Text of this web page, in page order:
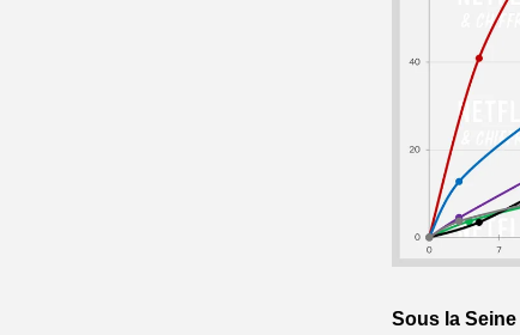
Sous la Seine